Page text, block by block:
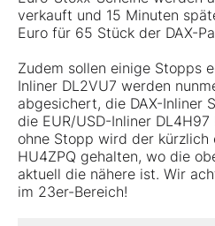
verkauft und 15 Minuten
Euro für 65 Stück der DAX-
Zudem sollen einige Stopps
Inliner DL2VU7 werden
abgesichert, die DAX-Inliner
die EUR/USD-Inliner
ohne Stopp wird der kürzlich
HU4ZPQ gehalten, wo die
aktuell die nähere ist. Wir
im 23er-Bereich!